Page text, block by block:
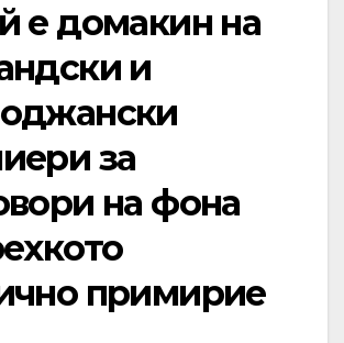
е домакин на
и
за
на фона
примирие